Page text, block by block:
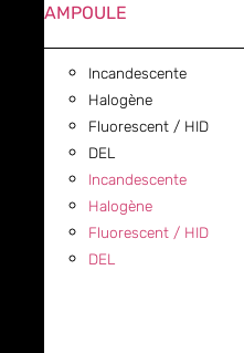
AMPOULE
Incandescente
Halogène
Fluorescent / HID
DEL
Incandescente
Halogène
Fluorescent / HID
DEL